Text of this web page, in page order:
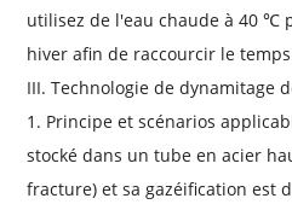
utilisez de l'eau chaude à 40 ℃
hiver afin de raccourcir le
III. Technologie de dynamitage
1. Principe et scénarios
stocké dans un tube en acier
fracture) et sa gazéification est